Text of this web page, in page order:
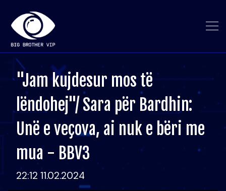
"Jam kujdesur mos të
lëndohej"/ Sara për Bardhin:
Unë e veçova, ai nuk e bëri me
mua - BBV3
22:12 11.02.2024